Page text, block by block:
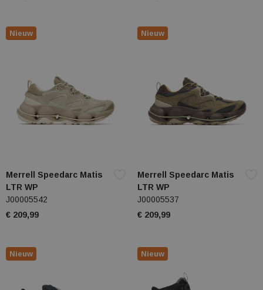
Merrell Speedarc Matis
LTR WP
J00005542
€ 209,99
Nieuw
Merrell Speedarc Matis
LTR WP
J00005537
€ 209,99
Nieuw
Nieuw Nieuw